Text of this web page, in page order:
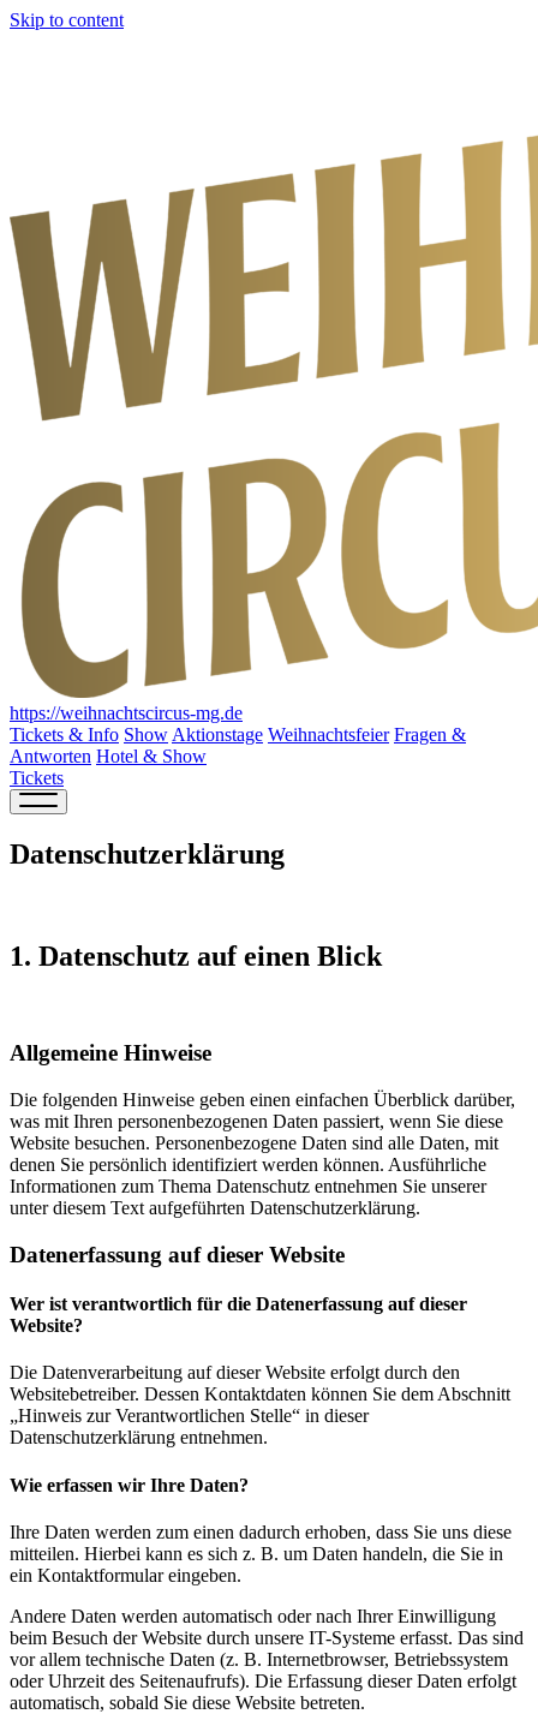
Skip to content
https://weihnachtscircus-mg.de
Tickets & Info Show Aktionstage Weihnachtsfeier Fragen &
Antworten Hotel & Show
Tickets
Datenschutz­erklärung
1. Datenschutz auf einen Blick
Allgemeine Hinweise
Die folgenden Hinweise geben einen einfachen Überblick darüber,
was mit Ihren personenbezogenen Daten passiert, wenn Sie diese
Website besuchen. Personenbezogene Daten sind alle Daten, mit
denen Sie persönlich identifiziert werden können. Ausführliche
Informationen zum Thema Datenschutz entnehmen Sie unserer
unter diesem Text aufgeführten Datenschutzerklärung.
Datenerfassung auf dieser Website
Wer ist verantwortlich für die Datenerfassung auf dieser
Website?
Die Datenverarbeitung auf dieser Website erfolgt durch den
Websitebetreiber. Dessen Kontaktdaten können Sie dem Abschnitt
„Hinweis zur Verantwortlichen Stelle“ in dieser
Datenschutzerklärung entnehmen.
Wie erfassen wir Ihre Daten?
Ihre Daten werden zum einen dadurch erhoben, dass Sie uns diese
mitteilen. Hierbei kann es sich z. B. um Daten handeln, die Sie in
ein Kontaktformular eingeben.
Andere Daten werden automatisch oder nach Ihrer Einwilligung
beim Besuch der Website durch unsere IT-Systeme erfasst. Das sind
vor allem technische Daten (z. B. Internetbrowser, Betriebssystem
oder Uhrzeit des Seitenaufrufs). Die Erfassung dieser Daten erfolgt
automatisch, sobald Sie diese Website betreten.